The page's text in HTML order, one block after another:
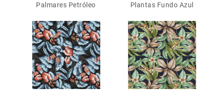
Palmares Petróleo Plantas Fundo Azul